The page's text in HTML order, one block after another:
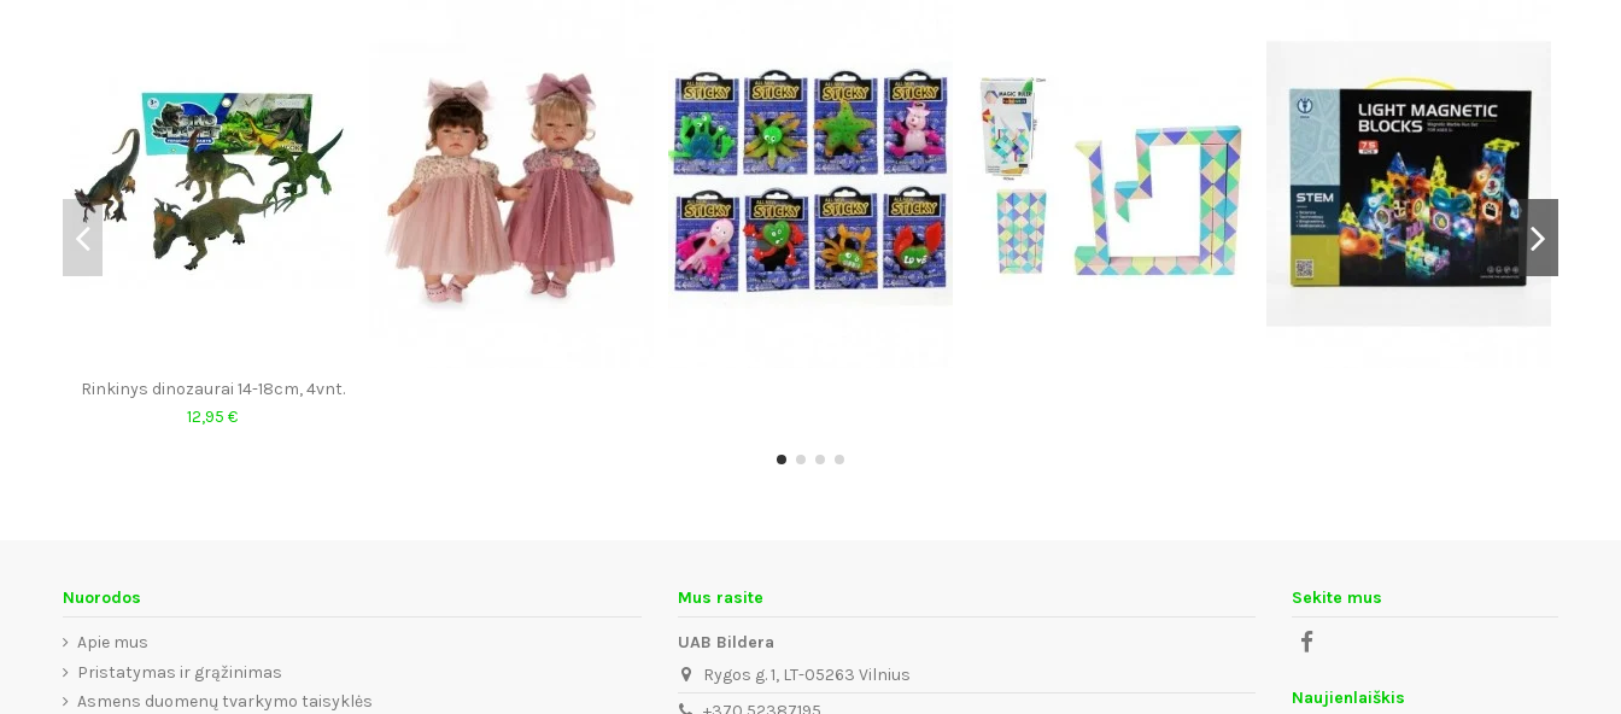
Rinkinys dinozaurai 14-18cm, 4vnt.
12,95 €
Nuorodos
Apie mus
Pristatymas ir grąžinimas
Asmens duomenų tvarkymo taisyklės
Mus rasite
UAB Bildera
Rygos g. 1, LT-05263 Vilnius
Sekite mus
Naujienlaiškis